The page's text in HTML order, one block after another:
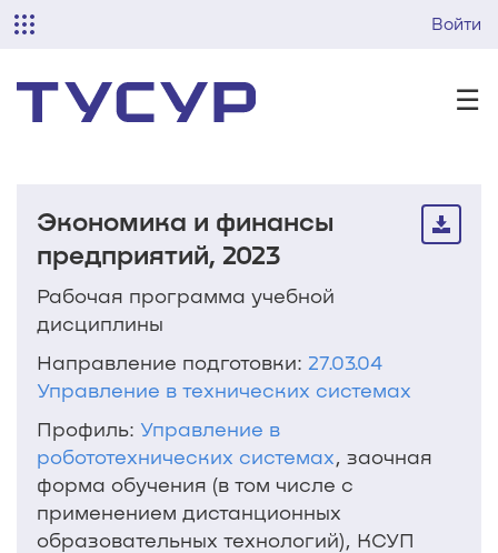
Войти
☰
Экономика и финансы
предприятий, 2023
Рабочая программа учебной
дисциплины
Направление подготовки: 27.03.04
Управление в технических системах
Профиль: Управление в
робототехнических системах, заочная
форма обучения (в том числе с
применением дистанционных
образовательных технологий), КСУП